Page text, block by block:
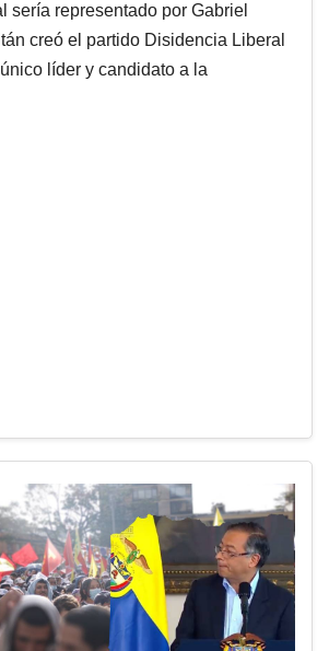
sería representado por Gabriel
creó el partido Disidencia Liberal
líder y candidato a la